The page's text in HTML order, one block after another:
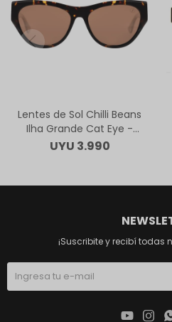
Lentes de Sol Chilli Beans
Ilha Grande Cat Eye -
Animal Print
UYU 3.990
¡Suscribite y recibí todas
 